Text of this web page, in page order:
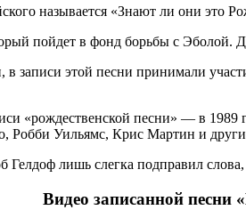
называется «Знают ли они
пойдет в фонд борьбы с Эболой.
записи этой песни принимали
«рождественской песни» — в
Робби Уильямс, Крис Мартин и
лишь слегка подправил
Видео записанной песни